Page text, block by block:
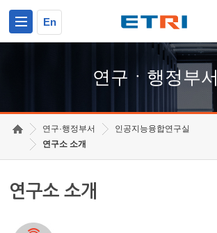
En
연구ㆍ행정부서
연구·행정부서
인공지능융합연구실
연구소 소개
연구소 소개